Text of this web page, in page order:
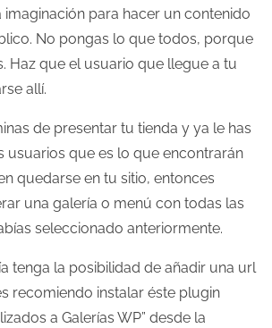
imaginación para hacer un contenido
No pongas lo que todos, porque
Haz que el usuario que llegue a tu
allí.
de presentar tu tienda y ya le has
usuarios que es lo que encontrarán
quedarse en tu sitio, entonces
una galería o menú con todas las
seleccionado anteriormente.
tenga la posibilidad de añadir una url
recomiendo instalar éste plugin
a Galerías WP” desde la